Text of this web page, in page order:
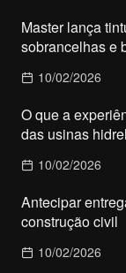
Master lança
sobrancelhas e
10/02/2026
O que a
das usinas
10/02/2026
Antecipar
construção civil
10/02/2026